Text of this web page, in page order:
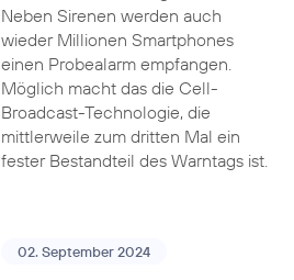
Neben Sirenen werden auch
wieder Millionen Smartphones
einen Probealarm empfangen.
Möglich macht das die Cell-
Broadcast-Technologie, die
mittlerweile zum dritten Mal ein
fester Bestandteil des Warntags ist.
02. September 2024